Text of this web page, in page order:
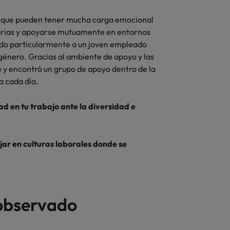
pueden tener mucha carga emocional
y apoyarse mutuamente en entornos
particularmente a un joven empleado
Gracias al ambiente de apoyo y las
encontró un grupo de apoyo dentro de la
cada día.
en tu trabajo ante la diversidad e
en culturas laborales donde se